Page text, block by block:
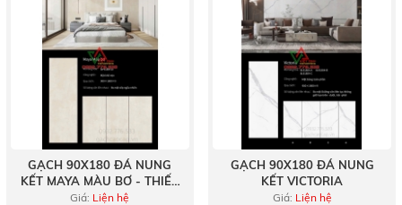
GẠCH 90X180 ĐÁ NUNG
KẾT MAYA MÀU BƠ - THIẾT
KẾ TINH TẾ, ĐỘ BỀN VƯỢT
Giá: Liện hệ
GẠCH 90X180 ĐÁ NUNG
KẾT VICTORIA
Giá: Liện hệ